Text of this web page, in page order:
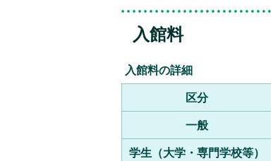
入館料
入館料の詳細
区分
一般
学生（大学・専門学校等）